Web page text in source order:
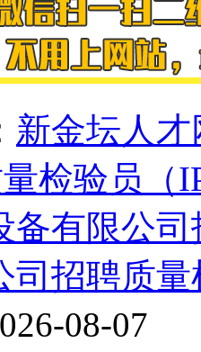
新金坛人才
检验员（
备有限公
司招聘质
08-07